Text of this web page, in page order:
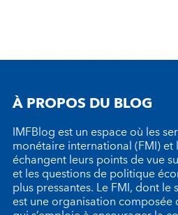
À PROPOS DU BLOG
IMFBlog est un espace où les
monétaire international (FMI)
échangent leurs points de vue
et les questions de politique
plus pressantes. Le FMI, dont le
est une organisation composée